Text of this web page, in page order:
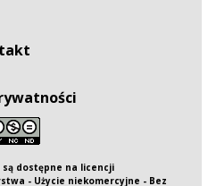
dostępne na licencji
- Użycie niekomercyjne - Bez